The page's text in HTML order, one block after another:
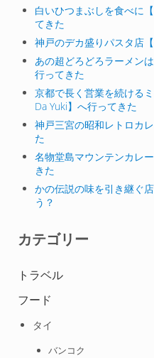
白いひつまぶしを食べに
てきた
神戸のデカ盛りパスタ店
あの超どろどろラーメン
行ってきた
京都で長く営業を続ける
Da Yuki】へ行ってきた
神戸三宮の昭和レトロカ
た
名物堂島マウンテンカレ
きた
かの伝説の味を引き継ぐ
う？
カテゴリー
トラベル
フード
タイ
バンコク